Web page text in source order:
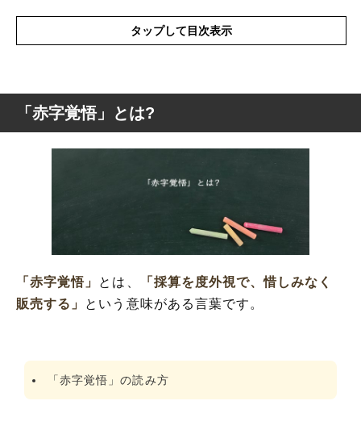
タップして目次表示
「赤字覚悟」とは?
「赤字覚悟」を使った例文と意味を解釈
「赤字覚悟」の類語や類義語・言い換え
「赤字覚悟」とは?
「赤字覚悟」 とは、
「採算を度外視で、惜しみなく
販売する」 という意味がある言葉です。
「赤字覚悟」の読み方